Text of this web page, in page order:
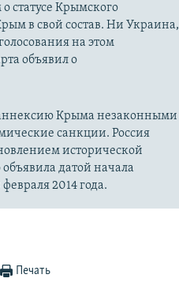
статусе Крымского
в свой состав. Ни Украина,
на этом
объявил о
Крыма незаконными
санкции. Россия
исторической
датой начала
2014 года.
Печать